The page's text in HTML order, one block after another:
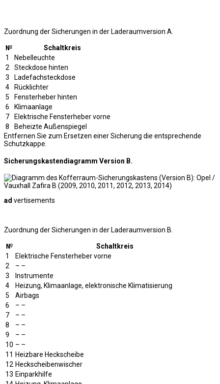
Zuordnung der Sicherungen in der Laderaumversion A.
№
Schaltkreis
1
Nebelleuchte
2
Steckdose hinten
3
Ladefachsteckdose
4
Rücklichter
5
Fensterheber hinten
6
Klimaanlage
7
Elektrische Fensterheber vorne
8
Beheizte Außenspiegel
Entfernen Sie zum Ersetzen einer Sicherung die entsprechende
Schutzkappe.
Sicherungskastendiagramm Version B.
ad vertisements
Zuordnung der Sicherungen in der Laderaumversion B.
№
Schaltkreis
1
Elektrische Fensterheber vorne
2
– –
3
Instrumente
4
Heizung, Klimaanlage, elektronische Klimatisierung
5
Airbags
6
– –
7
– –
8
– –
9
– –
10 – –
11 Heizbare Heckscheibe
12 Heckscheibenwischer
13 Einparkhilfe